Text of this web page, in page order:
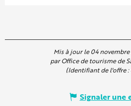
Mis à jour le 04 novembre
par Office de tourisme de
(Identifiant de l'offre :
Signaler une